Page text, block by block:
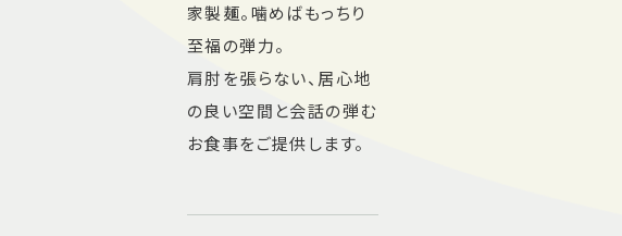
家製麺。噛めばもっちり
至福の弾力。
肩肘を張らない、居心地
の良い空間と会話の弾む
お食事をご提供します。